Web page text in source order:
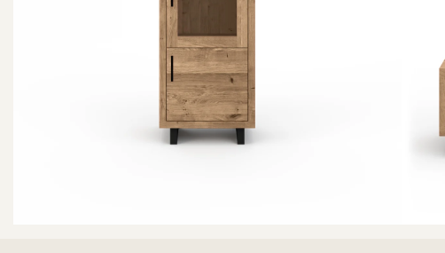
Woodstock Vitrine 11583/84